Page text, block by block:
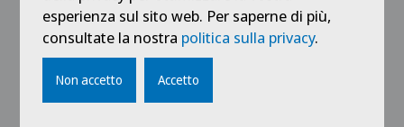
2003
Presentazione di casi nell'ambito di corso di
formazione clinica Nefrologia e Ostetricia
conferenza clinica e presentazione di casi
clinici, Lugano
esperienza sul sito web. Per saperne di più,
consultate la nostra politica sulla privacy.
Non accetto Accetto